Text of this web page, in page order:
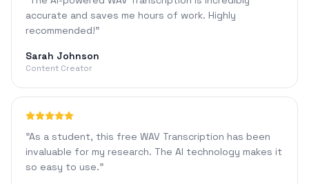
accurate and saves me hours of work. Highly
recommended!"
Sarah Johnson
Content Creator
"As a student, this free WAV Transcription has been
invaluable for my research. The AI technology makes it
so easy to use."